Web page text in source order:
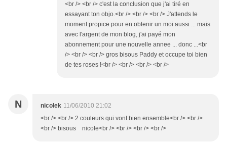
<br /> <br /> c'est la conclusion que j'ai tiré en
essayant ton objo.<br /> <br /> <br /> J'attends le
moment propice pour en obtenir un moi aussi ... mais
avec l'argent de mon blog, j'ai payé mon
abonnement pour une nouvelle annee ... donc ...<br
/> <br /> <br /> gros bisous Paddy et occupe toi bien
de tes roses !<br /> <br /> <br /> <br />
N nicolek 11/06/2010 21:02
<br /> <br /> 2 couleurs qui vont bien ensemble<br /> <br />
<br /> bisous nicole<br /> <br /> <br /> <br />